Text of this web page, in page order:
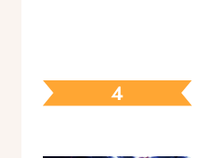
中！
4